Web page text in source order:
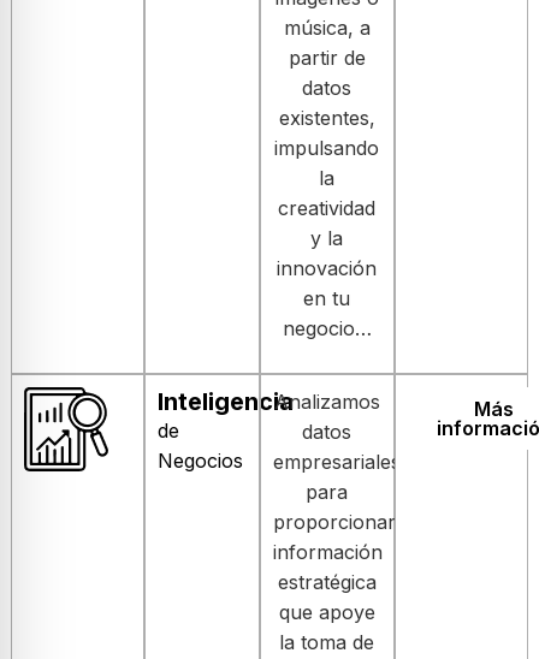
música, a
partir de
datos
existentes,
impulsando
la
creatividad
y la
innovación
en tu
negocio…
Inteligencia
de
Negocios
Analizamos
datos
empresariales
para
proporcionar
información
estratégica
que apoye
la toma de
Más